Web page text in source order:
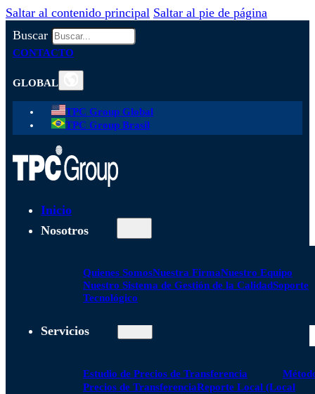
Saltar al contenido principal Saltar al pie de página
Buscar
CONTACTO
GLOBAL
TPC Group Global
TPC Group Brasil
Inicio
Nosotros
Quienes SomosNuestra FirmaNuestro Equipo
Nuestro Sistema de Gestión de la CalidadSoporte
Tecnológico
Servicios
Estudio de Precios de Transferencia
Precios de TransferenciaReporte Local (Local